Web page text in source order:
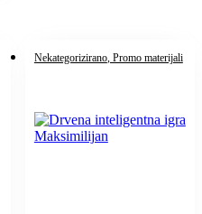
Nekategorizirano, Promo materijali